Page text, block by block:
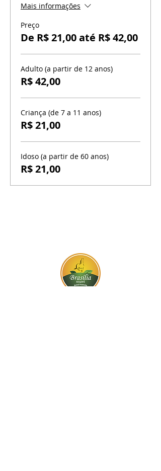
Mais informações
Preço
De R$ 21,00 até R$ 42,00
Adulto (a partir de 12 anos)
R$ 42,00
Criança (de 7 a 11 anos)
R$ 21,00
Idoso (a partir de 60 anos)
R$ 21,00